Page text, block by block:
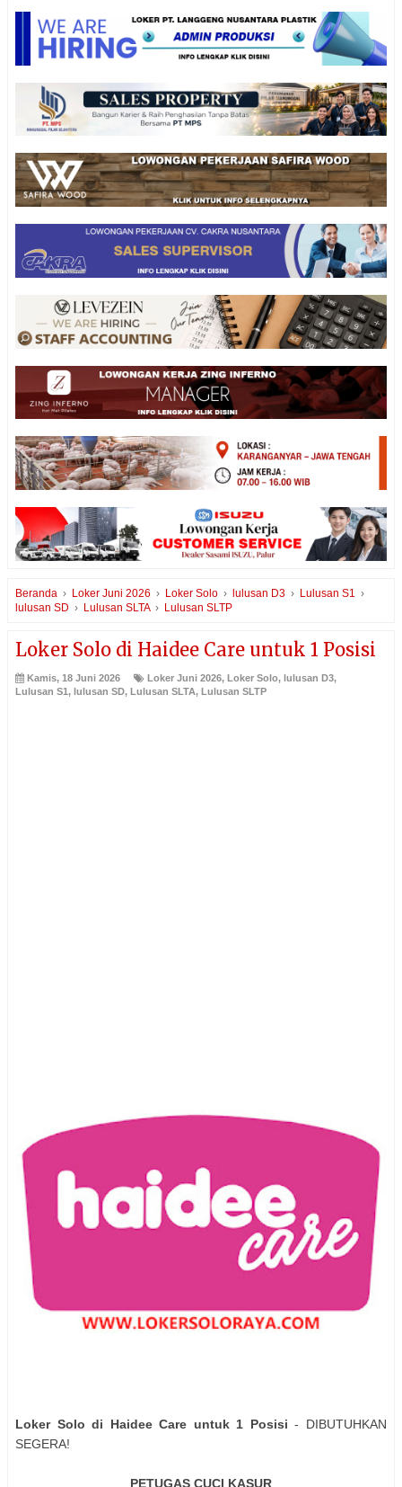
Beranda › Loker Juni 2026 › Loker Solo › lulusan D3 › Lulusan S1
›
lulusan SD › Lulusan SLTA › Lulusan SLTP
Loker Solo di Haidee Care untuk 1 Posisi
Kamis, 18 Juni 2026 Loker Juni 2026, Loker Solo, lulusan D3,
Lulusan S1, lulusan SD, Lulusan SLTA, Lulusan SLTP
Loker Solo di Haidee Care untuk 1 Posisi - DIBUTUHKAN
SEGERA!
PETUGAS CUCI KASUR